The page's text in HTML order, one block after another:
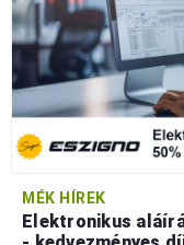
MÉK HÍREK
Elektronikus